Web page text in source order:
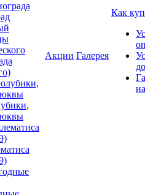
Акции Галерея
Как